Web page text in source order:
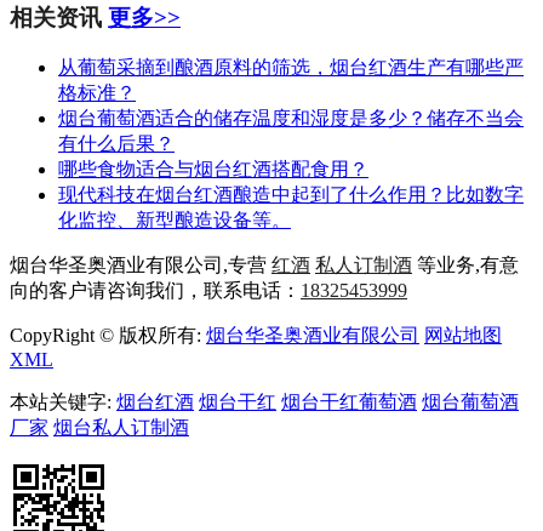
相关资讯 更多>>
从葡萄采摘到酿酒原料的筛选，烟台红酒生产有哪些严
格标准？
烟台葡萄酒适合的储存温度和湿度是多少？储存不当会
有什么后果？
哪些食物适合与烟台红酒搭配食用？
现代科技在烟台红酒酿造中起到了什么作用？比如数字
化监控、新型酿造设备等。
烟台华圣奥酒业有限公司,专营 红酒 私人订制酒 等业务,有意
向的客户请咨询我们，联系电话： 18325453999
CopyRight © 版权所有: 烟台华圣奥酒业有限公司 网站地图
XML
本站关键字: 烟台红酒 烟台干红 烟台干红葡萄酒 烟台葡萄酒
厂家 烟台私人订制酒